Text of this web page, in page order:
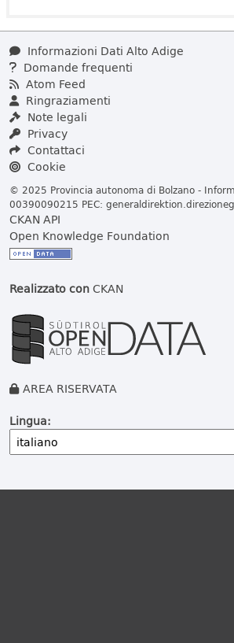
Informazioni Dati Alto Adige
Domande frequenti
Atom Feed
Ringraziamenti
Note legali
Privacy
Contattaci
Cookie
© 2025 Provincia autonoma di Bolzano -
00390090215 PEC:
CKAN API
Open Knowledge Foundation
Realizzato conCKAN
AREA RISERVATA
Lingua